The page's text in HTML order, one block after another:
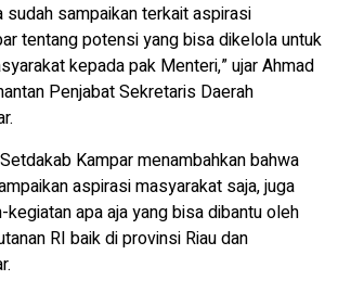
sudah sampaikan terkait aspirasi
tentang potensi yang bisa dikelola untuk
kepada pak Menteri,” ujar Ahmad
Penjabat Sekretaris Daerah
Kampar menambahkan bahwa
aspirasi masyarakat saja, juga
kegiatan apa aja yang bisa dibantu oleh
RI baik di provinsi Riau dan